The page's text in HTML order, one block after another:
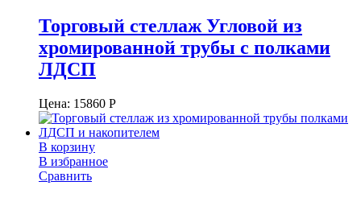
Торговый стеллаж Угловой из
хромированной трубы с полками
ЛДСП
Цена: 15860 Р
В корзину
В избранное
Сравнить